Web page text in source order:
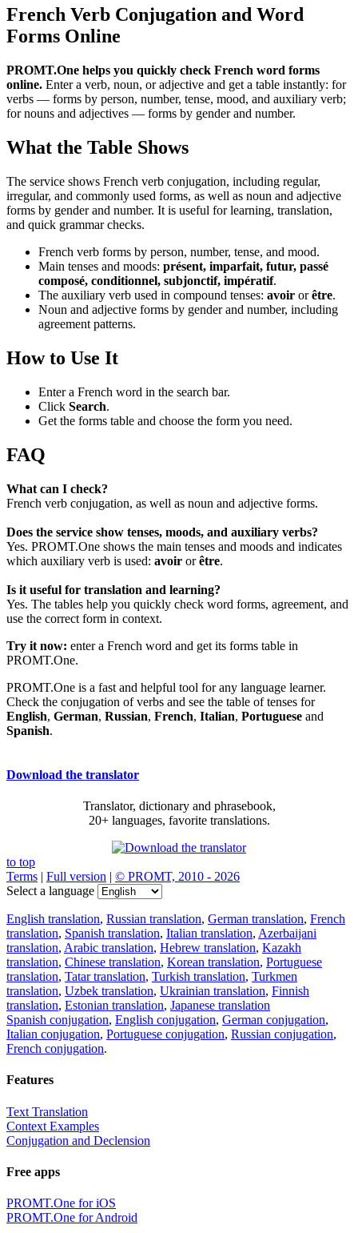
French Verb Conjugation and Word
Forms Online
PROMT.One helps you quickly check French word forms
online. Enter a verb, noun, or adjective and get a table instantly: for
verbs — forms by person, number, tense, mood, and auxiliary verb;
for nouns and adjectives — forms by gender and number.
What the Table Shows
The service shows French verb conjugation, including regular,
irregular, and commonly used forms, as well as noun and adjective
forms by gender and number. It is useful for learning, translation,
and quick grammar checks.
French verb forms by person, number, tense, and mood.
Main tenses and moods: présent, imparfait, futur, passé
composé, conditionnel, subjonctif, impératif.
The auxiliary verb used in compound tenses: avoir orêtre.
Noun and adjective forms by gender and number, including
agreement patterns.
How to Use It
Enter a French word in the search bar.
Click Search.
Get the forms table and choose the form you need.
FAQ
What can I check?
French verb conjugation, as well as noun and adjective forms.
Does the service show tenses, moods, and auxiliary verbs?
Yes. PROMT.One shows the main tenses and moods and indicates
which auxiliary verb is used: avoir orêtre.
Is it useful for translation and learning?
Yes. The tables help you quickly check word forms, agreement, and
use the correct form in context.
Try it now: enter a French word and get its forms table in
PROMT.One.
PROMT.One is a fast and helpful tool for any language learner.
Check the conjugation of verbs and see the table of tenses for
English, German, Russian, French, Italian, Portuguese and
Spanish.
Download the translator
Translator, dictionary and phrasebook,
20+ languages, favorite translations.
to top
Terms | Full version | © PROMT, 2010 - 2026
Select a language
English translation, Russian translation, German translation, French
translation, Spanish translation, Italian translation, Azerbaijani
translation, Arabic translation, Hebrew translation, Kazakh
translation, Chinese translation, Korean translation, Portuguese
translation, Tatar translation, Turkish translation, Turkmen
translation, Uzbek translation, Ukrainian translation, Finnish
translation, Estonian translation, Japanese translation
Spanish conjugation, English conjugation, German conjugation,
Italian conjugation, Portuguese conjugation, Russian conjugation,
French conjugation.
Features
Text Translation
Context Examples
Conjugation and Declension
Free apps
PROMT.One for iOS
PROMT.One for Android